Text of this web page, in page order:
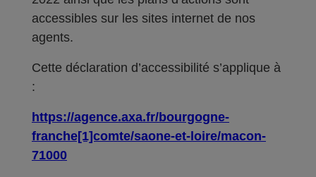
accessibles sur les sites internet de nos
agents.
Cette déclaration d’accessibilité s’applique à
:
https://agence.axa.fr/bourgogne-
franche[1]comte/saone-et-loire/macon-
71000